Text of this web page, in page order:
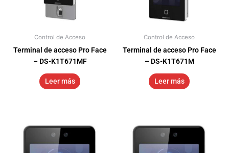
Control de Acceso
Terminal de acceso Pro Face
– DS-K1T671MF
Leer más
Control de Acceso
Terminal de acceso Pro Face
– DS-K1T671M
Leer más